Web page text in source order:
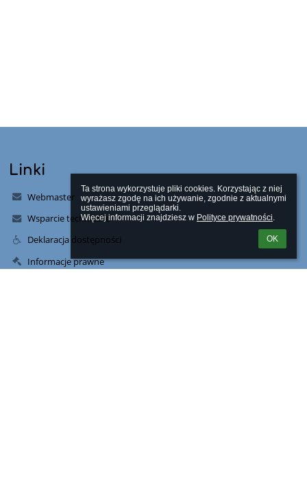
Ta strona wykorzystuje pliki cookies. Korzystając z niej
wyrażasz zgodę na ich używanie, zgodnie z aktualnymi
ustawieniami przeglądarki.
Więcej informacji znajdziesz w Polityce prywatności.
OK
Linki
Webmaster
Wsparcie techniczne
Deklaracja dostępności
Informacje prawne